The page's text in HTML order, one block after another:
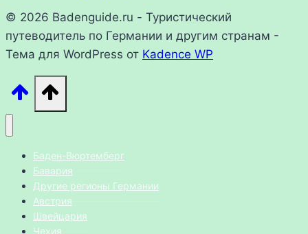
© 2026 Badenguide.ru - Туристический
путеводитель по Германии и другим странам -
Тема для WordPress от Kadence WP
Баден-Вюртемберг
Бавария
Другие регионы Германии
Австрия
Швейцария
Чехия